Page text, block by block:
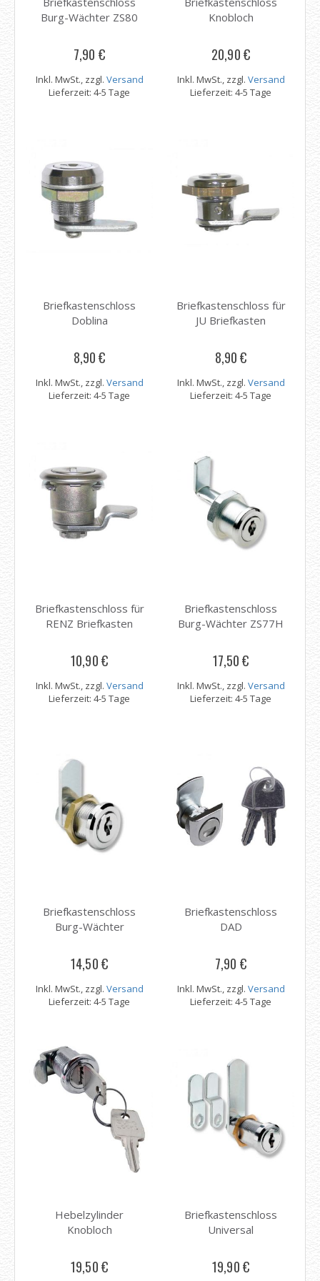
Burg-Wächter ZS80
7,90 €
Inkl. MwSt., zzgl. Versand
Lieferzeit: 4-5 Tage
Knobloch
20,90 €
Inkl. MwSt., zzgl. Versand
Lieferzeit: 4-5 Tage
Briefkastenschloss
Doblina
8,90 €
Inkl. MwSt., zzgl. Versand
Lieferzeit: 4-5 Tage
Briefkastenschloss für
JU Briefkasten
8,90 €
Inkl. MwSt., zzgl. Versand
Lieferzeit: 4-5 Tage
Briefkastenschloss für
RENZ Briefkasten
10,90 €
Inkl. MwSt., zzgl. Versand
Lieferzeit: 4-5 Tage
Briefkastenschloss
Burg-Wächter ZS77H
17,50 €
Inkl. MwSt., zzgl. Versand
Lieferzeit: 4-5 Tage
Briefkastenschloss
Burg-Wächter
14,50 €
Inkl. MwSt., zzgl. Versand
Lieferzeit: 4-5 Tage
Briefkastenschloss
DAD
7,90 €
Inkl. MwSt., zzgl. Versand
Lieferzeit: 4-5 Tage
Hebelzylinder
Knobloch
19,50 €
Briefkastenschloss
Universal
19,90 €